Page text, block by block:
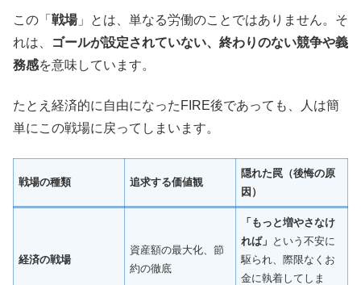
この「 戦場」とは、単なる労働のことではありません。そ
れは、
ゴールが設定されていない、終わりのない競争や義
務感を意味しています。
たとえ経済的に自由になったFIRE後であっても、人は簡
単にこの戦場に戻ってしまいます。
戦場の種類 追求する価値観
隠れた罠（後悔の原
因）
経済の戦場
資産額の最大化、節
約の徹底
「もっと増やさなけ
れば」 という不安に
駆られ、際限なくお
金に執着してしま